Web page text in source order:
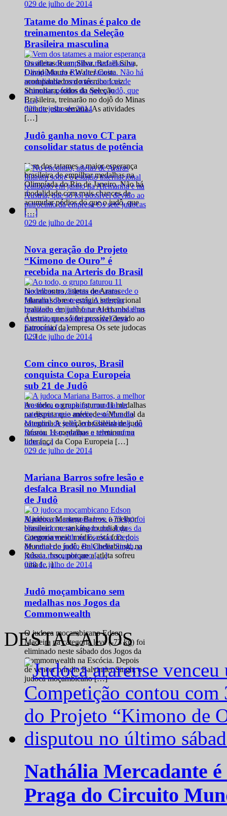
029 de julho de 2014
Tatame do Minas é palco de
treinamentos da Seleção
Brasileira masculina
Os atletas Ruan Silva, Rafael Silva,
David Moura e Walter Costa
acompanhados do técnico Luiz
Shinohara, todos da Seleção
Brasileira, treinarão no dojô do Minas
durante esta semana. As atividades
[…]
029 de julho de 2014
Judô ganha novo CT para
consolidar status de potência
Vem dos tatames a maior esperança
brasileira de empilhar medalhas na
Olimpíada do Rio de Janeiro. Não há
modalidade com mais chances de
acumular pódios do que o judô, que
[…]
029 de julho de 2014
Nova geração do Projeto
“Kimono de Ouro” é
recebida na Arteris do Brasil
No encontro, atletas de Araras
falaram sobre o estágio internacional
realizado em junho na Alemanha e na
Áustria, que só foi possível devido ao
patrocínio da empresa Os sete judocas
[…]
029 de julho de 2014
Com cinco ouros, Brasil
conquista Copa Europeia
sub 21 de Judô
Ao todo, o grupo faturou 11 medalhas
na disputa que antecede o Mundial da
categoria A seleção brasileira de judô
faturou 11 medalhas e terminou na
liderança da Copa Europeia […]
029 de julho de 2014
Mariana Barros sofre lesão e
desfalca Brasil no Mundial
de Judô
A judoca Mariana Barros, a melhor
brasileira no ranking mundial da
categoria meio médio, está fora do
Mundial de judô, em Cheliabinsk, na
Rússia. Isso, porque a atleta sofreu
uma […]
028 de julho de 2014
Judô moçambicano sem
medalhas nos Jogos da
Commonwealth
O judoca moçambicano Edson
Madeira na categoria leve (-73 kg) foi
eliminado neste sábado dos Jogos da
Commonwealth na Escócia. Depois
de vencer o índio Balvinder Singh, o
judoca moçambicano […]
DESTACADOS
Nathália Mercadante
Praga do Circuito